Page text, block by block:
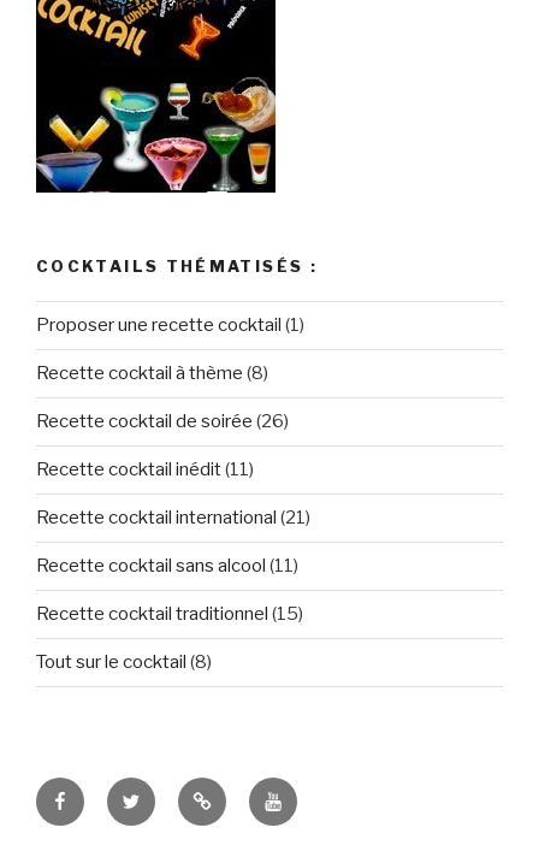
COCKTAILS THÉMATISÉS :
Proposer une recette cocktail (1)
Recette cocktail à thème (8)
Recette cocktail de soirée (26)
Recette cocktail inédit(11)
Recette cocktail international (21)
Recette cocktail sans alcool (11)
Recette cocktail traditionnel (15)
Tout sur le cocktail (8)
Tous
fans
Let’s
Tweet
Des
images
Tuto
et